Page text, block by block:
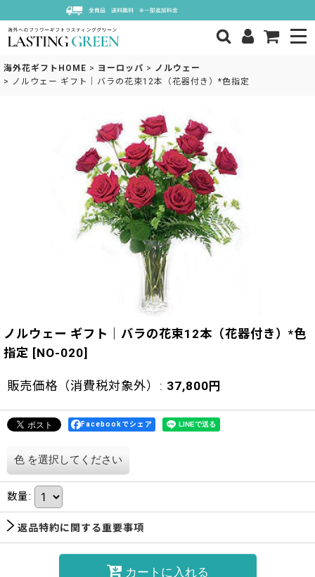
海外花ギフトHOME > ヨーロッパ > ノルウェー
> ノルウェー ギフト｜バラの花束12本（花器付き）*色指定
ノルウェー ギフト｜バラの花束12本（花器付き）*色
指定 [NO-020]
販売価格（消費税対象外） : 37,800 円
Facebookでシェア
色 を選択してください
数量:
返品特約に関する重要事項
カートに入れる